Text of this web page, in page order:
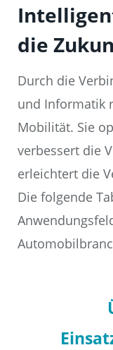
die
Durch die
und Informatik
Mobilität. Sie
verbessert die
erleichtert die
Die folgende